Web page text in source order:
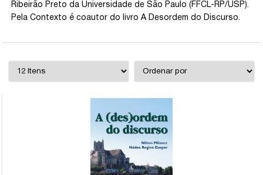
Ribeirão Preto da Universidade de São Paulo (FFCL-RP/USP).
Pela Contexto é coautor do livro A Desordem do Discurso.